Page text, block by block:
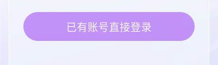
已有账号直接登录